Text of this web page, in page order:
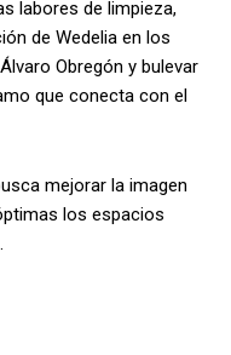
labores de limpieza,
de Wedelia en los
Obregón y bulevar
que conecta con el
mejorar la imagen
los espacios